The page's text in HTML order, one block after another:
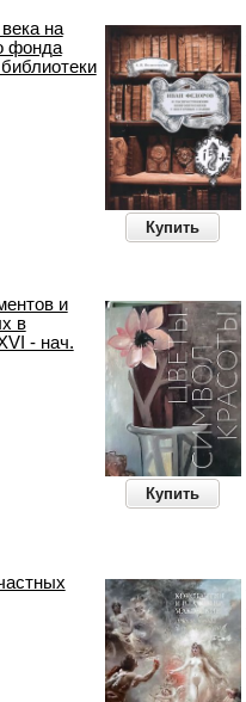
на
фонда
Купить
и
в
- нач.
Купить